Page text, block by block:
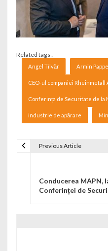
Related tags :
Angel Tîlvăr Armin
CEO-ul companiei Rheinmetall
Conferința de Securitate de la
industrie de apărare
Previous Article
Conducerea MAPN,
Conferinței de